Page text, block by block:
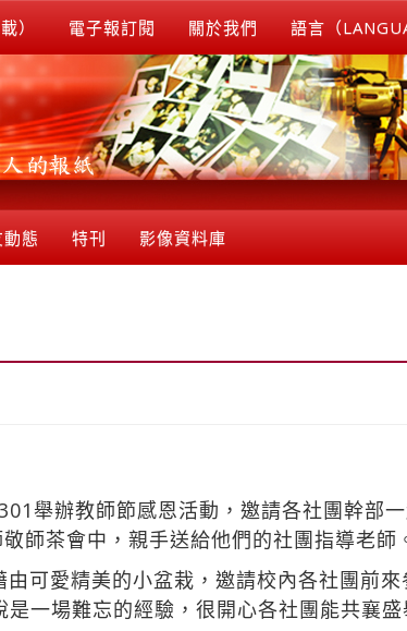
） 電子報訂閱 關於我們 語言（
態 特刊 影像資料庫
舉辦教師節感恩活動，邀請各社團幹部
師茶會中，親手送給他們的社團指導老師
可愛精美的小盆栽，邀請校內各社團前
一場難忘的經驗，很開心各社團能共襄